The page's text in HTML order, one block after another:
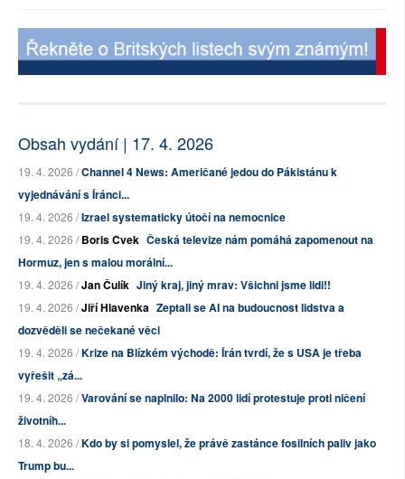
Obsah vydání | 17. 4. 2026
19. 4. 2026 /Channel 4 News: Američané jedou do Pákistánu k
vyjednávání s Íránci...
19. 4. 2026 /Izrael systematicky útočí na nemocnice
19. 4. 2026 /Boris Cvek Česká televize nám pomáhá zapomenout na
Hormuz, jen s malou morální...
19. 4. 2026 /Jan Čulík Jiný kraj, jiný mrav: Všichni jsme lidi!!
19. 4. 2026 /Jiří Hlavenka Zeptali se AI na budoucnost lidstva a
dozvěděli se nečekané věci
19. 4. 2026 /Krize na Blízkém východě: Írán tvrdí, že s USA je třeba
vyřešit „zá...
19. 4. 2026 /Varování se naplnilo: Na 2000 lidí protestuje proti ničení
životníh...
18. 4. 2026 /Kdo by si pomyslel, že právě zastánce fosilních paliv jako
Trump bu...